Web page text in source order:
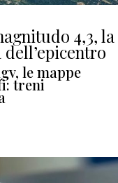
4,3, la
le mappe
treni